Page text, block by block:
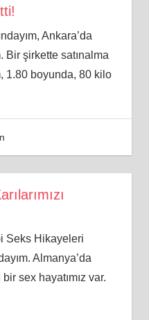
Ankara’da
Bir şirkette satınalma
1.80 boyunda, 80 kilo
Seks Hikayeleri
Almanya’da
sex hayatımız var.